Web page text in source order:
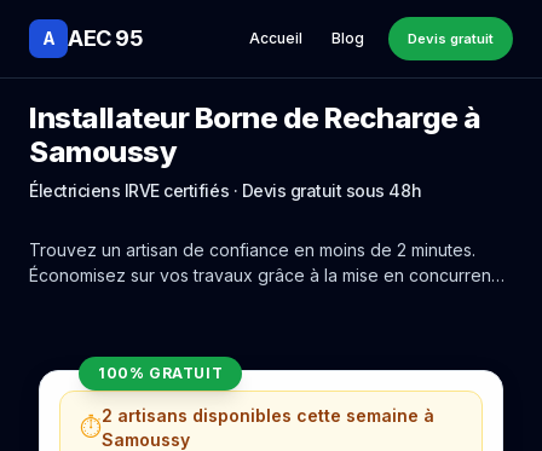
A AEC 95 Accueil Blog Devis gratuit
Installateur Borne de Recharge à
Samoussy
Électriciens IRVE certifiés · Devis gratuit sous 48h
Trouvez un artisan de confiance en moins de 2 minutes.
Économisez sur vos travaux grâce à la mise en concurrence
100% GRATUIT
⏱️2 artisans disponibles cette semaine à
Samoussy